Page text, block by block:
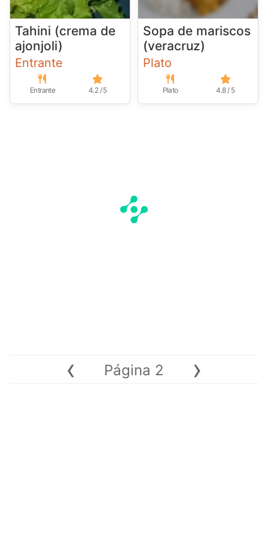
Tahini (crema de
ajonjoli)
Entrante
Entrante 4.2 / 5
Sopa de mariscos
(veracruz)
Plato
Plato 4.8 / 5
‹ Página 2 ›